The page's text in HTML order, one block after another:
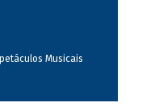
Musicais